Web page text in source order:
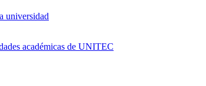
universidad
académicas de UNITEC